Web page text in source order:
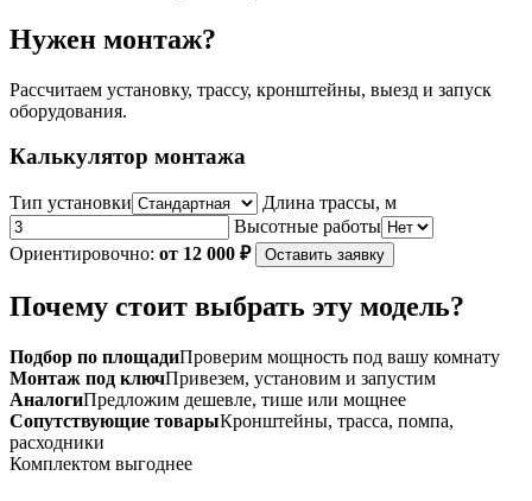
Нужен монтаж?
Рассчитаем установку, трассу, кронштейны, выезд и запуск
оборудования.
Калькулятор монтажа
Тип установки
Длина трассы, м
Высотные работы
Ориентировочно: от 12 000 ₽ Оставить заявку
Почему стоит выбрать эту модель?
Подбор по площадиПроверим мощность под вашу комнату
Монтаж под ключПривезем, установим и запустим
АналогиПредложим дешевле, тише или мощнее
Сопутствующие товарыКронштейны, трасса, помпа,
расходники
Комплектом выгоднее